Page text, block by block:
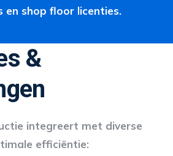
en shop floor licenties.
&
integreert met diverse
efficiëntie: